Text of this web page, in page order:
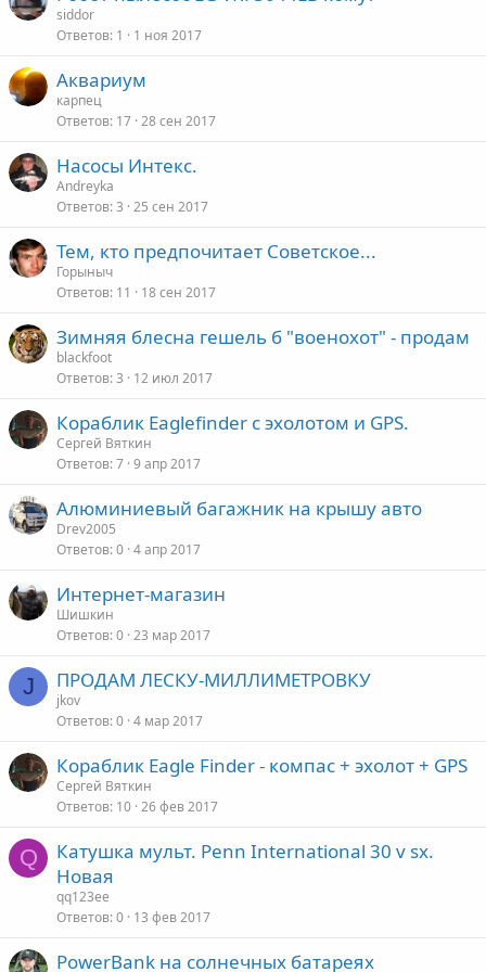
siddor
Ответов 1 1 ноя 2017
Аквариум
карпец
Ответов 17 28 сен 2017
Насосы Интекс.
Andreyka
Ответов 3 25 сен 2017
Тем, кто предпочитает Советское...
Горыныч
Ответов 11 18 сен 2017
Зимняя блесна гешель б "военохот" - продам
blackfoot
Ответов 3 12 июл 2017
Кораблик Eaglefinder с эхолотом и GPS.
Сергей Вяткин
Ответов 7 9 апр 2017
Алюминиевый багажник на крышу авто
Drev2005
Ответов 0 4 апр 2017
Интернет-магазин
Шишкин
Ответов 0 23 мар 2017
J ПРОДАМ ЛЕСКУ-МИЛЛИМЕТРОВКУ
jkov
Ответов 0 4 мар 2017
Кораблик Eagle Finder - компас + эхолот + GPS
Сергей Вяткин
Ответов 10 26 фев 2017
Q
Катушка мульт. Penn International 30 v sx.
Новая
qq123ee
Ответов 0 13 фев 2017
PowerBank на солнечных батареях